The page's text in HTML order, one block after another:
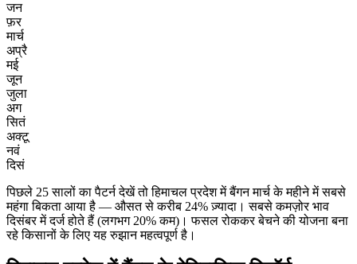
जन
फ़र
मार्च
अप्रै
मई
जून
जुला
अग
सितं
अक्टू
नवं
दिसं
पिछले 25 सालों का पैटर्न देखें तो हिमाचल प्रदेश में बैंगन मार्च के महीने में सबसे
महंगा बिकता आया है — औसत से करीब 24% ज़्यादा। सबसे कमज़ोर भाव
दिसंबर में दर्ज होते हैं (लगभग 20% कम)। फसल रोककर बेचने की योजना बना
रहे किसानों के लिए यह रुझान महत्वपूर्ण है।